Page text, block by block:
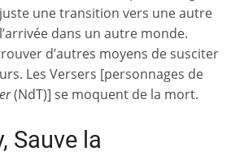
juste une transition vers une autre
dans un autre monde.
d’autres moyens de susciter
Les Versers [personnages de
(NdT)] se moquent de la mort.
Sauve la